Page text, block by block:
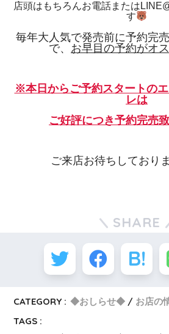
店頭はもちろんお電話または
す
毎年大人気で発売前に予約完
で、 お早目の予約がオ
※本日からご予約スタートの
レは
ご好評につき予約完売
ご来店お待ちしており
SHARE
CATEGORY : ◆おしらせ◆
お店の
TAGS :